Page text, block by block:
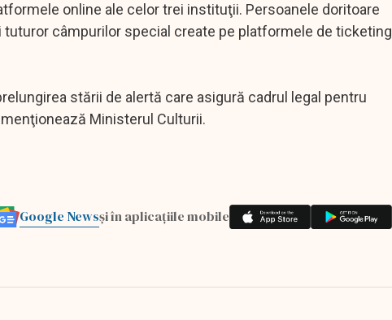
online ale celor trei instituţii. Persoanele doritoare
câmpurilor special create pe platformele de ticketing
stării de alertă care asigură cadrul legal pentru
Ministerul Culturii.
Google Newsși în aplicațiile mobile